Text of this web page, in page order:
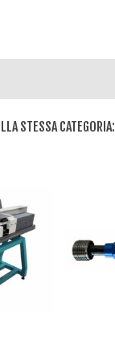
STESSA CATEGORIA: